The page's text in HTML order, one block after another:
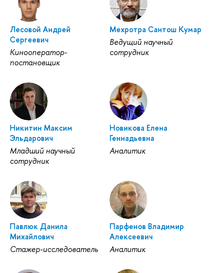
Лесовой Андрей
Сергеевич
Кинооператор-
постановщик
Мехротра Сантош Кумар
Ведущий научный
сотрудник
Никитин Максим
Эльдарович
Младший научный
сотрудник
Новикова Елена
Геннадьевна
Аналитик
Павлюк Данила
Михайлович
Стажер-исследователь
Парфенов Владимир
Алексеевич
Аналитик